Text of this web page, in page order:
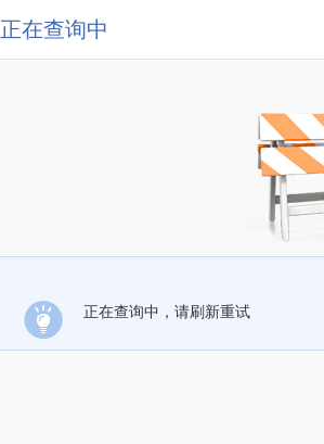
正在查询中
正在查询中，请刷新重试